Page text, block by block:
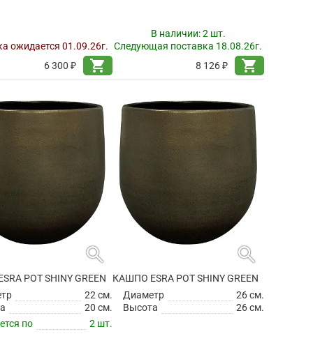
ожидается 01.09.26г.
6 300 ₽
shopping_cart
В наличии:2 шт.
Следующая поставка 18.08.26г.
8 126 ₽
shopping_cart
search
POT SHINY GREEN
22 см.
20 см.
по
2 шт.
search
КАШПО ESRA POT SHINY GREEN
Диаметр
26 см.
Высота
26 см.